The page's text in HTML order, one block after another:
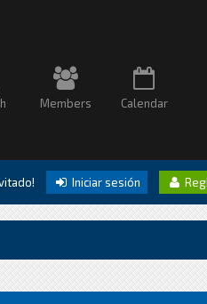
Members Calendar
Iniciar sesión